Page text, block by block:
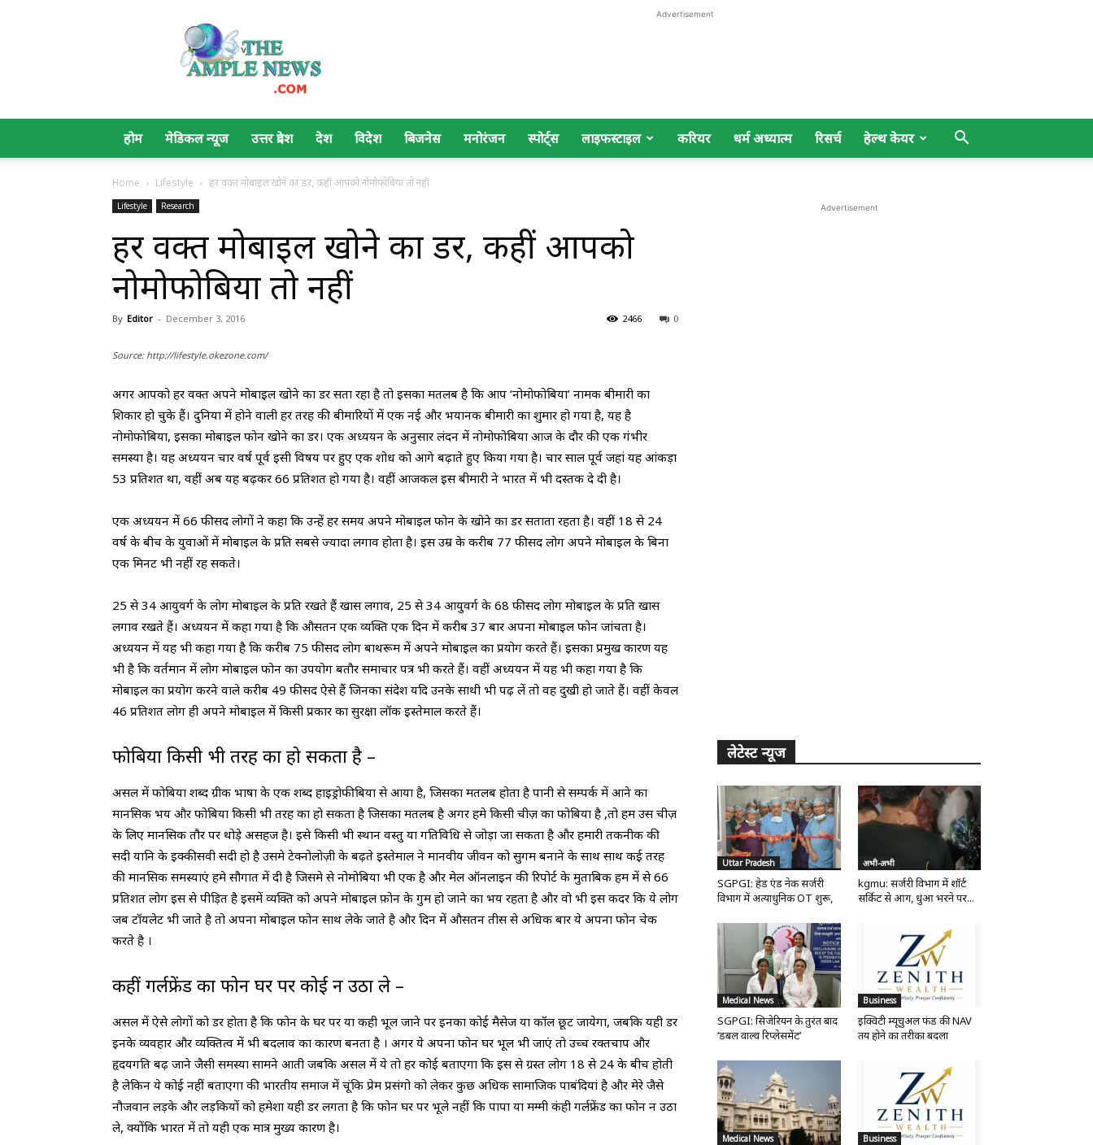
Ample
News
Advertisement
होम मेडिकल न्यूज उत्तर प्रदेश देश विदेश बिजनेस मनोरंजन स्पोर्ट्स लाइफस्टाइल करियर धर्म अध्यात्म रिसर्च हेल्थ केयर
Home Lifestyle हर वक्त मोबाइल खोने का डर, कहीं आपको नोमोफोबिया तो नहीं
Lifestyle Research
हर वक्त मोबाइल खोने का डर, कहीं आपको
नोमोफोबिया तो नहीं
By Editor - December 3, 2016 0
2466
Source: http://lifestyle.okezone.com/
अगर आपको हर वक्त अपने मोबाइल खोने का डर सता रहा है तो इसका मतलब है कि आप ‘नोमोफोबिया’ नामक बीमारी का
शिकार हो चुके हैं। दुनिया में होने वाली हर तरह की बीमारियों में एक नई और भयानक बीमारी का शुमार हो गया है, यह है
नोमोफोबिया, इसका मोबाइल फोन खोने का डर। एक अध्ययन के अनुसार लंदन में नोमोफोबिया आज के दौर की एक गंभीर
समस्या है। यह अध्ययन चार वर्ष पूर्व इसी विषय पर हुए एक शोध को आगे बढ़ाते हुए किया गया है। चार साल पूर्व जहां यह आंकड़ा
53 प्रतिशत था, वहीं अब यह बढ़कर 66 प्रतिशत हो गया है। वहीं आजकल इस बीमारी ने भारत में भी दस्तक दे दी है।
एक अध्ययन में 66 फीसद लोगों ने कहा कि उन्हें हर समय अपने मोबाइल फोन के खोने का डर सताता रहता है। वहीं 18 से 24
वर्ष के बीच के युवाओं में मोबाइल के प्रति सबसे ज्यादा लगाव होता है। इस उम्र के करीब 77 फीसद लोग अपने मोबाइल के बिना
एक मिनट भी नहीं रह सकते।
25 से 34 आयुवर्ग के लोग मोबाइल के प्रति रखते हैं खास लगाव, 25 से 34 आयुवर्ग के 68 फीसद लोग मोबाइल के प्रति खास
लगाव रखते हैं। अध्ययन में कहा गया है कि औसतन एक व्यक्ति एक दिन में करीब 37 बार अपना मोबाइल फोन जांचता है।
अध्ययन में यह भी कहा गया है कि करीब 75 फीसद लोग बाथरूम में अपने मोबाइल का प्रयोग करते हैं। इसका प्रमुख कारण यह
भी है कि वर्तमान में लोग मोबाइल फोन का उपयोग बतौर समाचार पत्र भी करते हैं। वहीं अध्ययन में यह भी कहा गया है कि
मोबाइल का प्रयोग करने वाले करीब 49 फीसद ऐसे हैं जिनका संदेश यदि उनके साथी भी पढ़ लें तो वह दुखी हो जाते हैं। वहीं केवल
46 प्रतिशत लोग ही अपने मोबाइल में किसी प्रकार का सुरक्षा लॉक इस्तेमाल करते हैं।
फोबिया किसी भी तरह का हो सकता है –
असल में फोबिया शब्द ग्रीक भाषा के एक शब्द हाइड्रोफीबिया से आया है, जिसका मतलब होता है पानी से सम्पर्क में आने का
मानसिक भय और फोबिया किसी भी तरह का हो सकता है जिसका मतलब है अगर हमे किसी चीज़ का फोबिया है ,तो हम उस चीज़
के लिए मानसिक तौर पर थोड़े असहज है। इसे किसी भी स्थान वस्तु या गतिविधि से जोड़ा जा सकता है और हमारी तकनीक की
सदी यानि के इक्कीसवी सदी हो है उसमे टेक्नोलोज़ी के बढ़ते इस्तेमाल ने मानवीय जीवन को सुगम बनाने के साथ साथ कई तरह
की मानसिक समस्याएं हमे सौगात में दी है जिसमे से नोमोबिया भी एक है और मेल ऑनलाइन की रिपोर्ट के मुताबिक हम में से 66
प्रतिशत लोग इस से पीड़ित है इसमें व्यक्ति को अपने मोबाइल फ़ोन के गुम हो जाने का भय रहता है और वो भी इस कदर कि ये लोग
जब टॉयलेट भी जाते है तो अपना मोबाइल फोन साथ लेके जाते है और दिन में औसतन तीस से अधिक बार ये अपना फोन चेक
करते है ।
कहीं गर्लफ्रेंड का फोन घर पर कोई न उठा ले –
असल में ऐसे लोगों को डर होता है कि फोन के घर पर या कही भूल जाने पर इनका कोई मैसेज या कॉल छूट जायेगा, जबकि यही डर
इनके व्यवहार और व्यक्तित्व में भी बदलाव का कारण बनता है । अगर ये अपना फोन घर भूल भी जाएं तो उच्च रक्तचाप और
हृदयगति बढ़ जाने जैसी समस्या सामने आती जबकि असल में ये तो हर कोई बताएगा कि इस से ग्रस्त लोग 18 से 24 के बीच होती
है लेकिन ये कोई नहीं बताएगा की भारतीय समाज में चूंकि प्रेम प्रसंगो को लेकर कुछ अधिक सामाजिक पाबंदियां है और मेरे जैसे
नौजवान लड़के और लड़कियों को हमेशा यही डर लगता है कि फोन घर पर भूले नहीं कि पापा या मम्मी कंही गर्लफ्रेंड का फोन न उठा
ले, क्योंकि भारत में तो यही एक मात्र मुख्य कारण है।
Advertisement
लेटेस्ट न्यूज
Uttar Pradesh
SGPGI: हेड एंड नेक सर्जरी
विभाग में अत्याधुनिक OT शुरू,
अभी-अभी
kgmu: सर्जरी विभाग में शॉर्ट
सर्किट से आग, धुंआ भरने पर...
Medical News
SGPGI: सिजेरियन के तुरंत बाद
‘डबल वाल्व रिप्लेसमेंट’
Business
इक्विटी म्यूचुअल फंड की NAV
तय होने का तरीका बदला
Medical News Business